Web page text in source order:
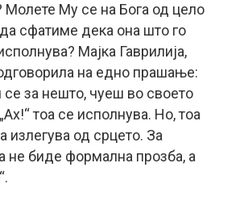
Молете Му се на Бога од цело
сфатиме дека она што го
Мајка Гаврилија,
на едно прашање:
се за нешто, чуеш во своето
тоа се исполнува. Но, тоа
излегува од срцето. За
не биде формална прозба, а